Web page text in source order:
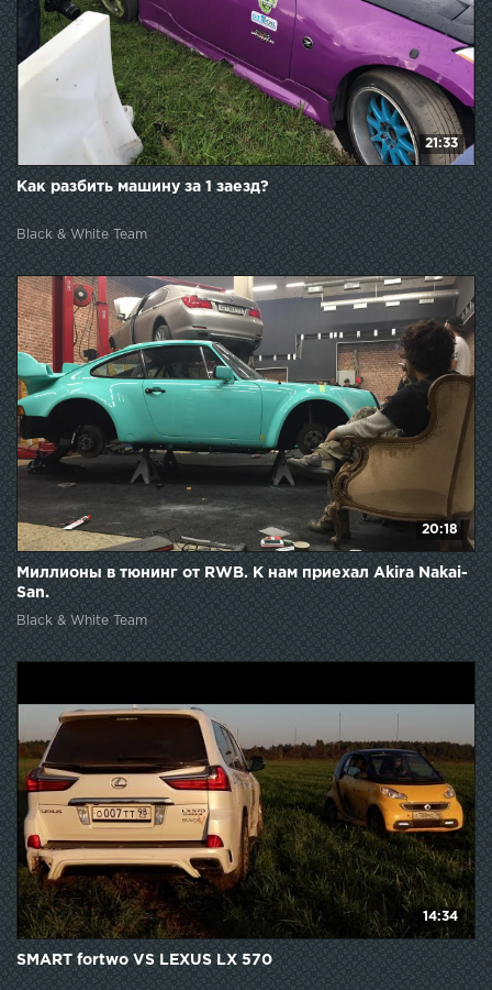
21:33
Как разбить машину за 1 заезд?
Black & White Team
20:18
Миллионы в тюнинг от RWB. К нам приехал Akira Nakai-
San.
Black & White Team
14:34
SMART fortwo VS LEXUS LX 570